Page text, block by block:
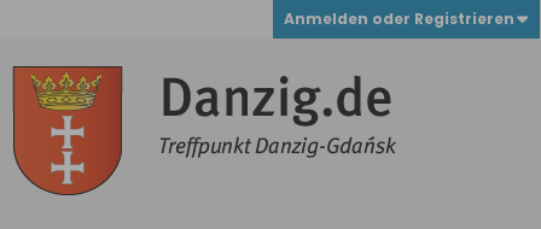
Anmelden oder Registrieren